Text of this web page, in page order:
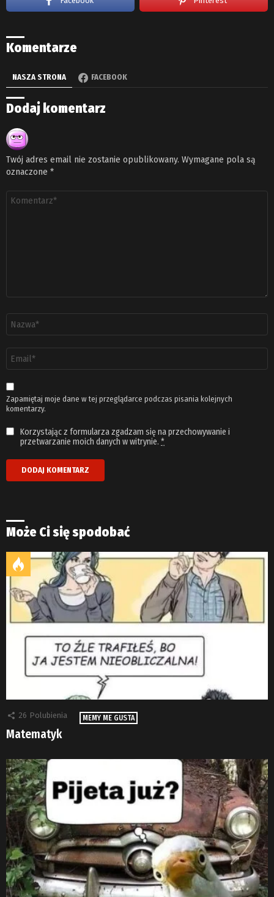
Komentarze
NASZA STRONA FACEBOOK
Dodaj komentarz
Twój adres email nie zostanie opublikowany. Wymagane pola są
oznaczone *
Komentarz
email
*
Zapamiętaj moje dane w tej przeglądarce podczas pisania kolejnych
komentarzy.
Korzystając z formularza zgadzam się na przechowywanie i
przetwarzanie moich danych w witrynie. *
Może Ci się spodobać
26 Polubienia MEMY ME GUSTA
Matematyk